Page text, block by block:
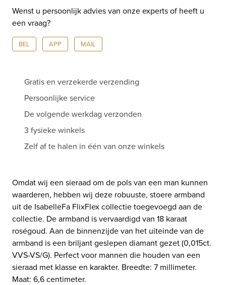
Wenst u persoonlijk advies van onze experts of heeft u
een vraag?
BEL APP MAIL
Gratis en verzekerde verzending
Persoonlijke service
De volgende werkdag verzonden
3 fysieke winkels
Zelf af te halen in één van onze winkels
Omdat wij een sieraad om de pols van een man kunnen
waarderen, hebben wij deze robuuste, stoere armband
uit de IsabelleFa FlixFlex collectie toegevoegd aan de
collectie. De armband is vervaardigd van 18 karaat
roségoud. Aan de binnenzijde van het uiteinde van de
armband is een briljant geslepen diamant gezet (0,015ct.
VVS-VS/G). Perfect voor mannen die houden van een
sieraad met klasse en karakter. Breedte: 7 millimeter.
Maat: 6,6 centimeter.